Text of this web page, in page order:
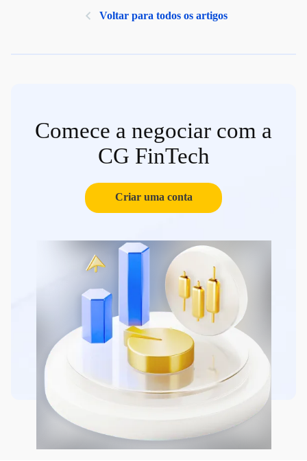
Voltar para todos os artigos
Comece a negociar com a
CG FinTech
Criar uma conta